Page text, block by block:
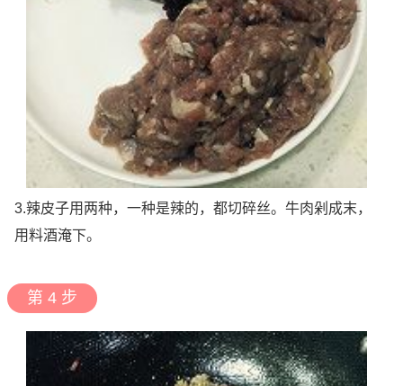
3.辣皮子用两种，一种是辣的，都切碎丝。牛肉剁成末，
用料酒淹下。
第 4 步